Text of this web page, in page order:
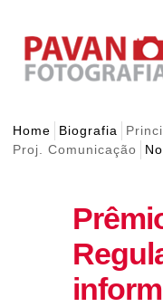
Home Biografia
Proj. Comunicação